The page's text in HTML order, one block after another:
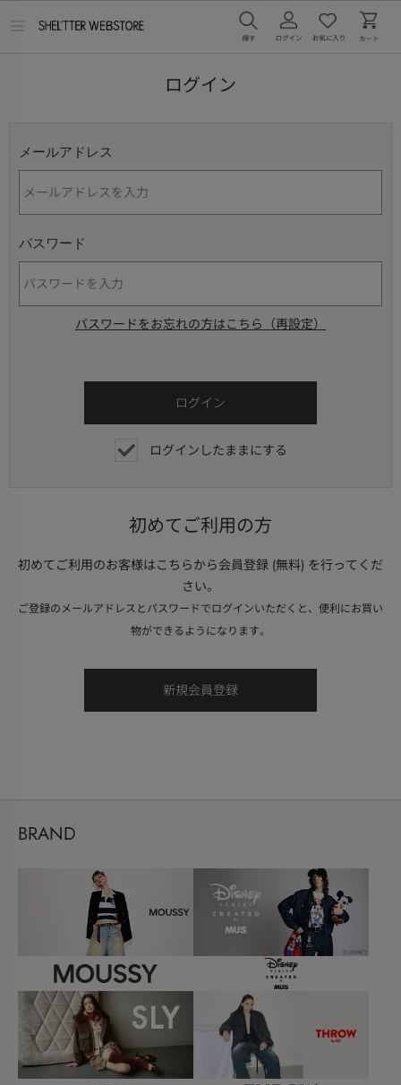
ログイン
メールアドレス
パスワード
パスワードをお忘れの方はこちら（再設定）
ログインしたままにする
初めてご利用の方
初めてご利用のお客様はこちらから会員登録 (無料) を行ってくだ
さい。
ご登録のメールアドレスとパスワードでログインいただくと、便利にお買い
物ができるようになります。
BRAND